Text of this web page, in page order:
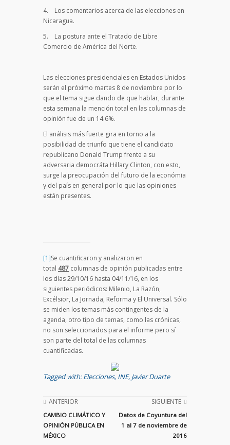
4. Los comentarios acerca de las elecciones en
Nicaragua.
5. La postura ante el Tratado de Libre
Comercio de América del Norte.
Las elecciones presidenciales en Estados Unidos
serán el próximo martes 8 de noviembre por lo
que el tema sigue dando de que hablar, durante
esta semana la mención total en las columnas de
opinión fue de un 14.6%.
El análisis más fuerte gira en torno a la
posibilidad de triunfo que tiene el candidato
republicano Donald Trump frente a su
adversaria democráta Hillary Clinton, con esto,
surge la preocupación del futuro de la económia
y del país en general por lo que las opiniones
están presentes.
[1]Se cuantificaron y analizaron en
total 487 columnas de opinión publicadas entre
los días 29/10/16 hasta 04/11/16, en los
siguientes periódicos: Milenio, La Razón,
Excélsior, La Jornada, Reforma y El Universal. Sólo
se miden los temas más contingentes de la
agenda, otro tipo de temas, como las crónicas,
no son seleccionados para el informe pero sí
son parte del total de las columnas
cuantificadas.
Tagged with: Elecciones, INE, Javier Duarte
ANTERIOR
CAMBIO CLIMÁTICO Y
OPINIÓN PÚBLICA EN
MÉXICO
SIGUIENTE
Datos de Coyuntura del
1 al 7 de noviembre de
2016